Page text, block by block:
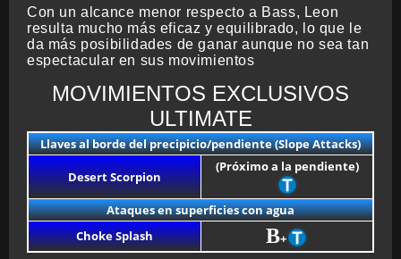
TIER LIST
BMG-OST
Con un alcance menor respecto a Bass, Leon
resulta mucho más eficaz y equilibrado, lo que le
da más posibilidades de ganar aunque no sea tan
espectacular en sus movimientos
MOVIMIENTOS EXCLUSIVOS
ULTIMATE
Llaves al borde del precipicio/pendiente (Slope Attacks)
Desert Scorpion
(Próximo a la pendiente)
Ataques en superficies con agua
Choke Splash
B+